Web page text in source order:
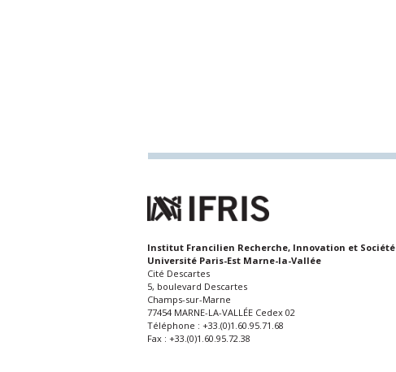
Institut Francilien Recherche, Innovation et Société
Université Paris-Est Marne-la-Vallée
Cité Descartes
5, boulevard Descartes
Champs-sur-Marne
77454 MARNE-LA-VALLÉE Cedex 02
Téléphone : +33.(0)1.60.95.71.68
Fax : +33.(0)1.60.95.72.38